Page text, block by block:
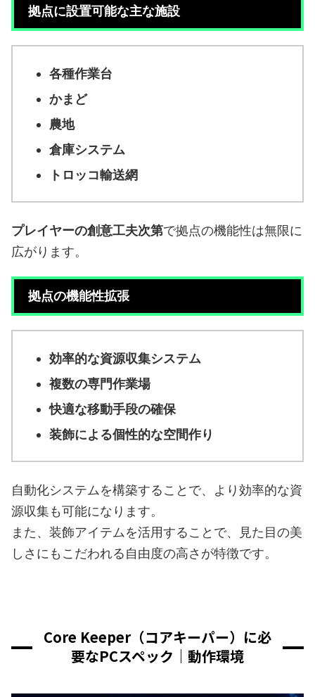
拠点に設置可能な主な施設
各種作業台
かまど
農地
倉庫システム
トロッコ輸送網
プレイヤーの創意工夫次第で拠点の機能性は無限に
広がります。
拠点の機能性拡張
効率的な資源収集システム
複数の専門作業場
快適な移動手段の確保
装飾による個性的な空間作り
自動化システムを構築することで、より効率的な資
源収集も可能になります。
また、装飾アイテムを活用することで、見た目の美
しさにもこだわれる自由度の高さが特徴です。
Core Keeper（コアキーパー）に必
要なPCスペック｜動作環境